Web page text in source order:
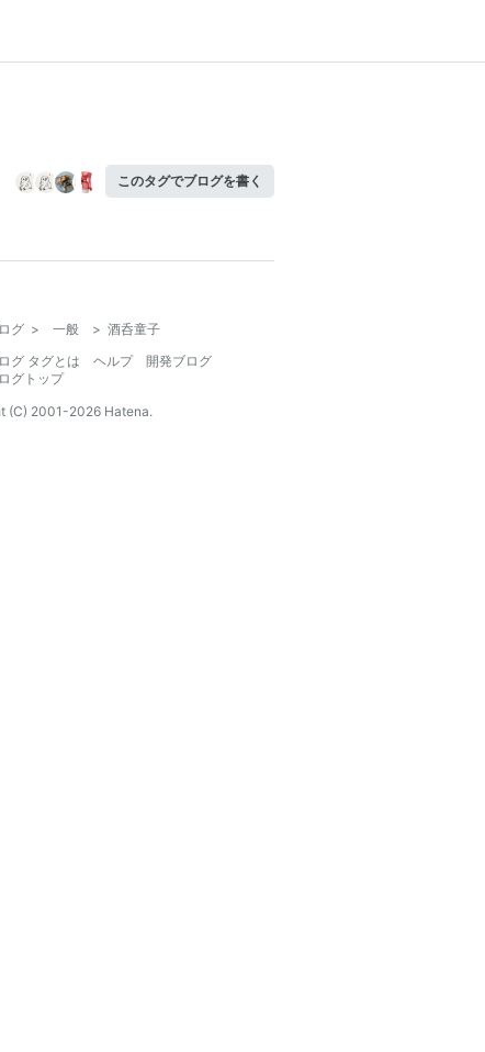
このタグでブログを書く
グ > 一般 > 酒呑童子
グ タグとは
ヘルプ
開発ブログ
グトップ
(C) 2001-2026 Hatena.